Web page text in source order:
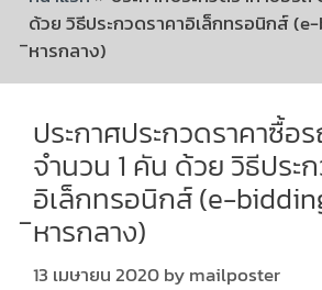
ด้วย วิธีประกวดราคาอิเล็กทรอนิกส์
ิหารกลาง)
ประกาศประกวดราคาซื้อ
จำนวน 1 คัน ด้วย วิธีประ
อิเล็กทรอนิกส์ (e-
ิหารกลาง)
13 เมษายน 2020bymailposter